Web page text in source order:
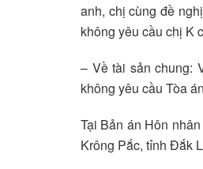
anh, chị cùng đề
không yêu cầu chị K
– Về tài sản chung:
không yêu cầu Tòa
Tại Bản án Hôn
Krông Pắc, tỉnh Đắk